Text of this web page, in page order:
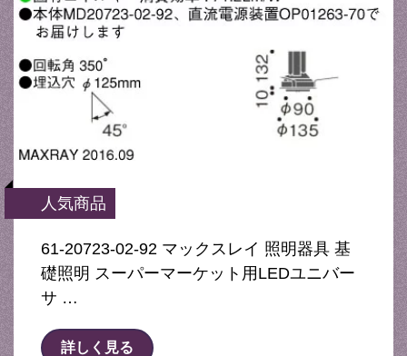
人気商品
61-20723-02-92 マックスレイ 照明器具 基
礎照明 スーパーマーケット用LEDユニバー
サ …
詳しく見る